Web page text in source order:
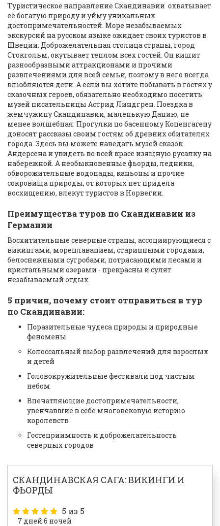
Туристическое направление Скандинавии охватывает
её богатую природу и уйму уникальных
достопримечательностей. Море незабываемых
экскурсий на русском языке ожидает своих туристов в
Швеции. Доброжелательная столица страны, город
Стокгольм, окутывает теплом всех гостей. Он кишит
разнообразными аттракционами и прочими
развлечениями для всей семьи, поэтому в него всегда
влюбляются дети. А если вы хотите побывать в гостях у
сказочных героев, обязательно необходимо посетить
музей писательницы Астрид Линдгрен. Поездка в
жемчужину Скандинавии, маленькую Данию, не
менее волшебная. Прогулки по басенному Копенгагену
доносят рассказы своим гостям об древних обитателях
города. Здесь вы можете наведать музей сказок
Андерсена и увидеть во всей красе изящную русалку на
набережной. А необыкновенные фьорды, ледники,
обворожительные водопады, каньоны и прочие
сокровища природы, от которых нет придела
восхищению, влекут туристов в Норвегии.
Преимущества туров по Скандинавии из
Германии
Восхитительные северные страны, ассоциирующиеся с
викингами, мореплаванием, старинными городами,
белоснежными сугробами, потрясающими лесами и
кристальными озерами - прекрасны и сулят
незабываемый отдых.
5 причин, почему стоит отправиться в тур
по Скандинавии:
Поразительные чудеса природы и природные
феномены
Колоссальный выбор развлечений для взрослых
и детей
Головокружительные фестивали под чистым
небом
Впечатляющие достопримечательности,
увенчавшие в себе многовековую историю
королевств
Гостеприимность и доброжелательность
северных городов
СКАНДИНАВСКАЯ САГА: ВИКИНГИ И
ФЬОРДЫ
5 из 5
7 дней 6 ночей